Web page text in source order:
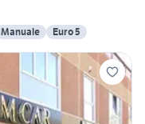
Manuale Euro 5